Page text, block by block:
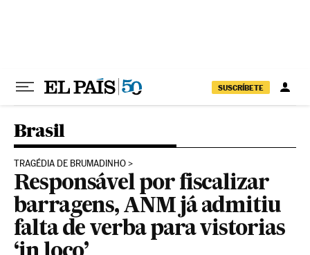
SUSCRÍBETE
Brasil
TRAGÉDIA DE BRUMADINHO
Responsável por fiscalizar
barragens, ANM já admitiu
falta de verba para vistorias